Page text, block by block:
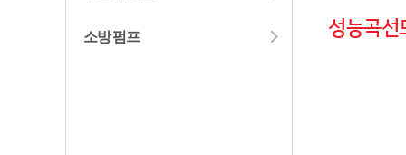
소방 펌프 성능곡선